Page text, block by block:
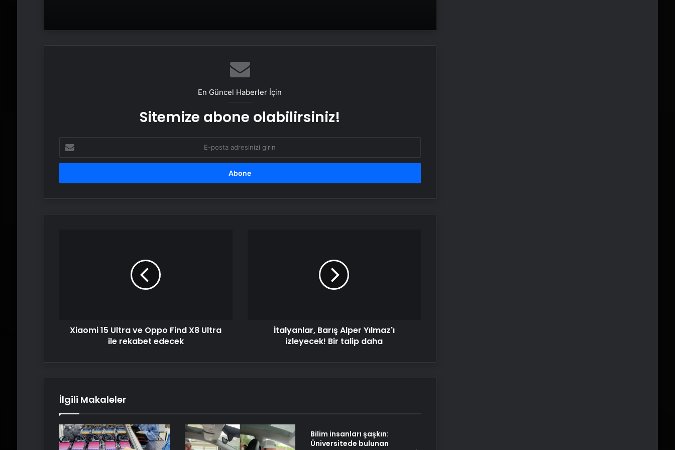
iPhone kullanıcılarına acil
Yollar ve yerleşim yerleri kızıl geyikler
En Güncel Haberler İçin
Sitemize abone olabilirsiniz!
posta
adresinizi
rekabet
Xiaomi 15 Ultra ve Oppo Find X8 Ultra
ile rekabet edecek
İtalyanlar, Barış Alper Yılmaz'ı
izleyecek! Bir talip daha
İlgili Makaleler
Bilim insanları şaşkın:
Üniversitede bulunan